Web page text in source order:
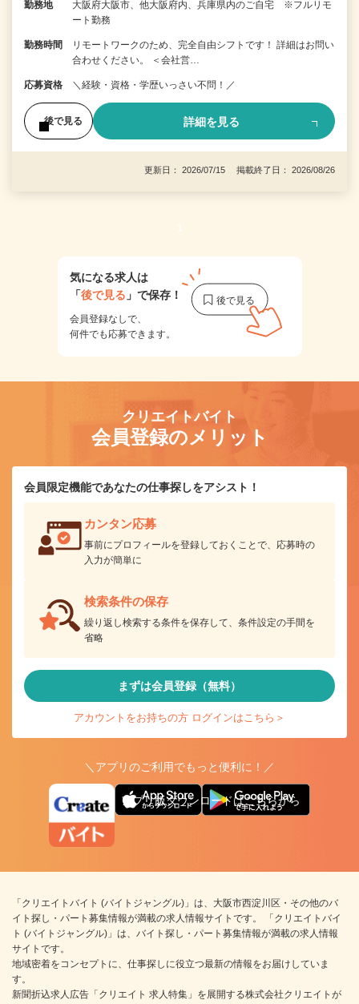
勤務地
大阪府大阪市、他大阪府内、兵庫県内のご自宅 ※フルリモ
ート勤務
勤務時間
リモートワークのため、完全自由シフトです！ 詳細はお問い
合わせください。 ＜会社営…
応募資格 ＼経験・資格・学歴いっさい不問！／
後で見る 詳細を見る
更新日： 2026/07/15 掲載終了日： 2026/08/26
1
気になる求人は
「後で見る 」で保存！
会員登録なしで、
何件でも応募できます。
クリエイトバイト
会員登録のメリット
会員限定機能であなたの仕事探しをアシスト！
カンタン応募
事前にプロフィールを登録しておくことで、応募時の
入力が簡単に
検索条件の保存
繰り返し検索する条件を保存して、条件設定の手間を
省略
まずは会員登録（無料）
アカウントをお持ちの方 ログインはこちら＞
＼アプリのご利用でもっと便利に！／
アプリ版ダウンロードはこちらから
「クリエイトバイト (バイトジャングル)」は、大阪市西淀川区・その他のバ
イト探し・パート募集情報が満載の求人情報サイトです。 「クリエイトバイ
ト (バイトジャングル)」は、バイト探し・パート募集情報が満載の求人情報
サイトです。
地域密着をコンセプトに、仕事探しに役立つ最新の情報をお届けしていま
す。
新聞折込求人広告「クリエイト 求人特集」を展開する株式会社クリエイトが